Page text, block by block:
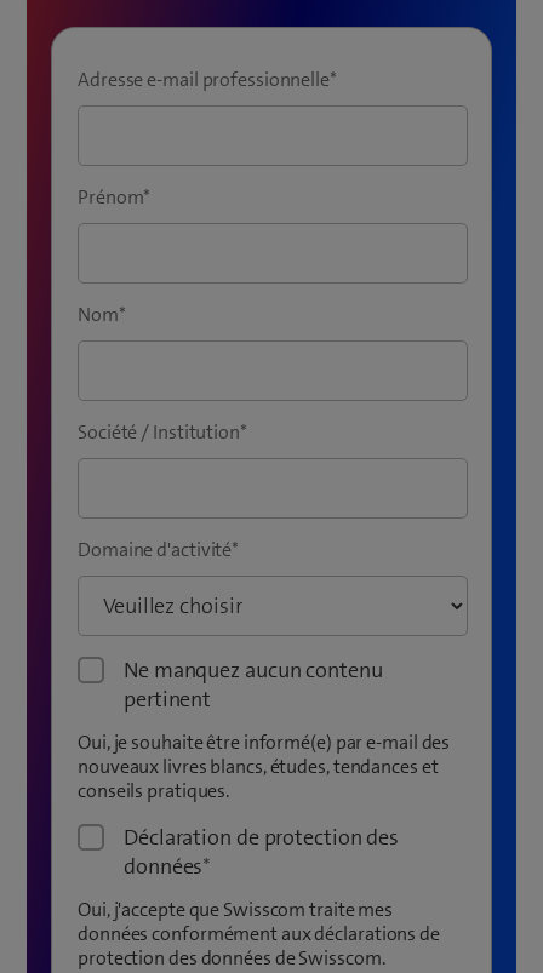
Adresse e-mail professionnelle*
Prénom*
Nom*
Société / Institution*
Domaine d'activité*
Ne manquez aucun contenu
pertinent
Oui, je souhaite être informé(e) par e-mail des
nouveaux livres blancs, études, tendances et
conseils pratiques.
Déclaration de protection des
données*
Oui, j'accepte que Swisscom traite mes
données conformément aux déclarations de
protection des données de Swisscom.